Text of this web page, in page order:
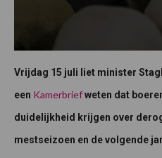
Vrijdag 15 juli liet minister
een Kamerbriefweten dat
duidelijkheid krijgen over
mestseizoen en de volgende